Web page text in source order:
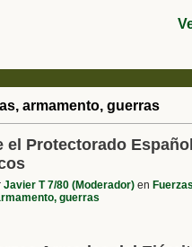
armamento, guerras
el Protectorado
Javier T 7/80 (Moderador) en Fuerzas
guerras